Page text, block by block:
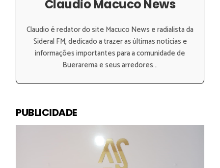
Claudio Macuco News
Claudio é redator do site Macuco News e radialista da
Sideral FM, dedicado a trazer as últimas notícias e
informações importantes para a comunidade de
Buerarema e seus arredores...
PUBLICIDADE